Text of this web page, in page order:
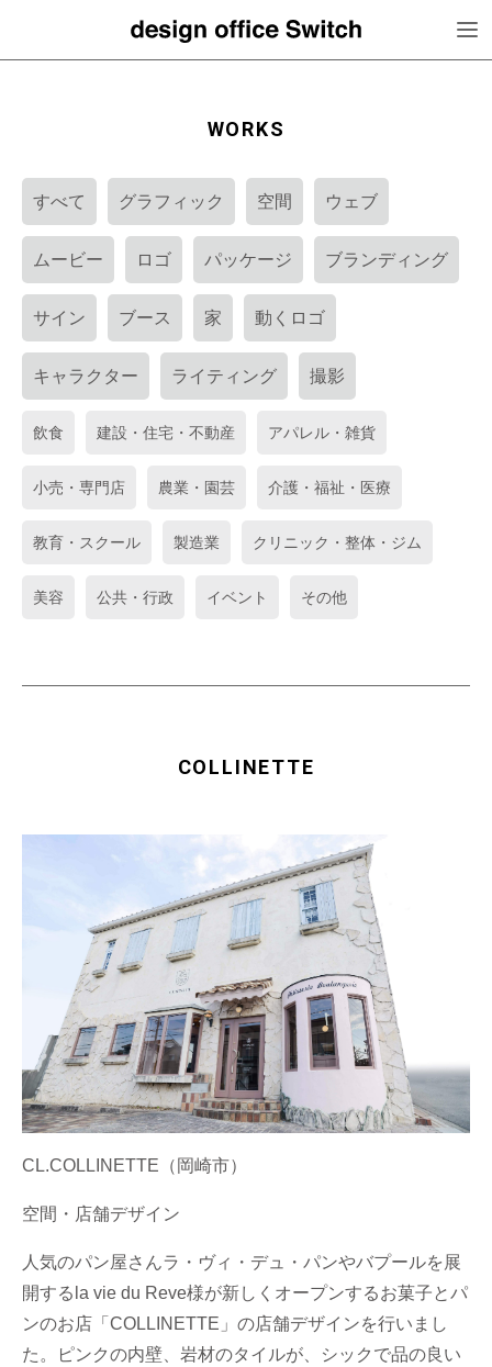
WORKS
すべて グラフィック 空間 ウェブ
ムービー ロゴ パッケージ ブランディング
サイン ブース 家 動くロゴ
キャラクター ライティング 撮影
飲食 建設・住宅・不動産 アパレル・雑貨
小売・専門店 農業・園芸 介護・福祉・医療
教育・スクール 製造業 クリニック・整体・ジム
美容 公共・行政 イベント その他
COLLINETTE
CL.COLLINETTE（岡崎市）
空間・店舗デザイン
人気のパン屋さんラ・ヴィ・デュ・パンやバプールを展
開するla vie du Reve様が新しくオープンするお菓子とパ
ンのお店「COLLINETTE」の店舗デザインを行いまし
た。ピンクの内壁、岩材のタイルが、シックで品の良い